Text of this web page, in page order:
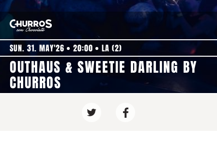
SUN. 31. MAY'26 20:00 LA (2)
OUTHAUS & SWEETIE DARLING BY
CHURROS